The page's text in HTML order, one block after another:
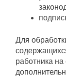
Для
работника